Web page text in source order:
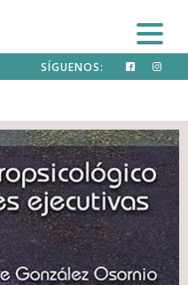
SÍGUENOS: